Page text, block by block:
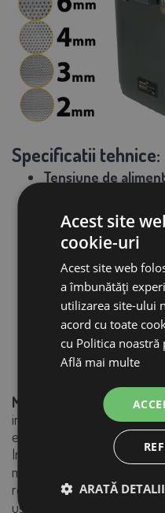
Specificatii tehnice:
Tensiune de
Viteza
: 19.000 rpm
Capacitate
Capacitate container
Greutate : 9 kg
Dimensiuni
Continutul
Tocator electric
Butoi din plastic
5 site (2, 3, 4, 6,
Instructiuni de
Moara electrică de
indispensabil pentru oricine
eficient și de încredere
Indiferent dacă doriți să
materii prime pentru uz
rezultate rapide. Datorită
ușurinței în utilizare și
Acest site
cookie-uri
Acest site web
a îmbunătăți
utilizarea site-ului
acord cu toate
cu Politica
Află mai multe
ARATĂ